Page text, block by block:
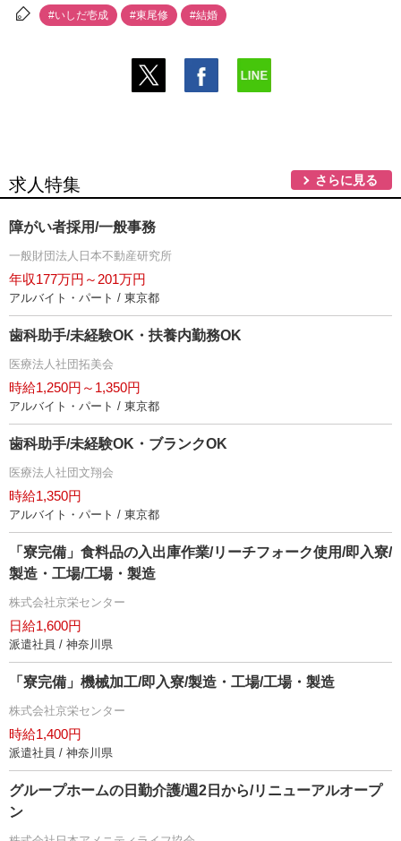
#いしだ壱成 #東尾修 #結婚
求人特集 さらに見る
障がい者採用/一般事務
一般財団法人日本不動産研究所
年収177万円～201万円
アルバイト・パート / 東京都
歯科助手/未経験OK・扶養内勤務OK
医療法人社団拓美会
時給1,250円～1,350円
アルバイト・パート / 東京都
歯科助手/未経験OK・ブランクOK
医療法人社団文翔会
時給1,350円
アルバイト・パート / 東京都
「寮完備」食料品の入出庫作業/リーチフォーク使用/即入寮/
製造・工場/工場・製造
株式会社京栄センター
日給1,600円
派遣社員 / 神奈川県
「寮完備」機械加工/即入寮/製造・工場/工場・製造
株式会社京栄センター
時給1,400円
派遣社員 / 神奈川県
グループホームの日勤介護/週2日から/リニューアルオープ
ン